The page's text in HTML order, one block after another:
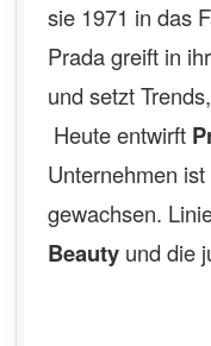
sie 1971 in das
Prada greift in
und setzt
Heute entwirft
Unternehmen
gewachsen.
Beauty und die